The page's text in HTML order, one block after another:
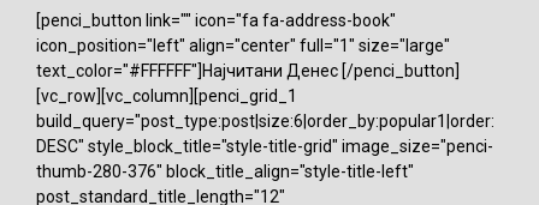
[penci_button link="" icon="fa fa-address-book"
icon_position="left" align="center" full="1" size="large"
text_color="#FFFFFF"]Најчитани Денес [/penci_button]
[vc_row][vc_column][penci_grid_1
build_query="post_type:post|size:6|order_by:popular1|order:
DESC" style_block_title="style-title-grid" image_size="penci-
thumb-280-376" block_title_align="style-title-left"
post_standard_title_length="12"